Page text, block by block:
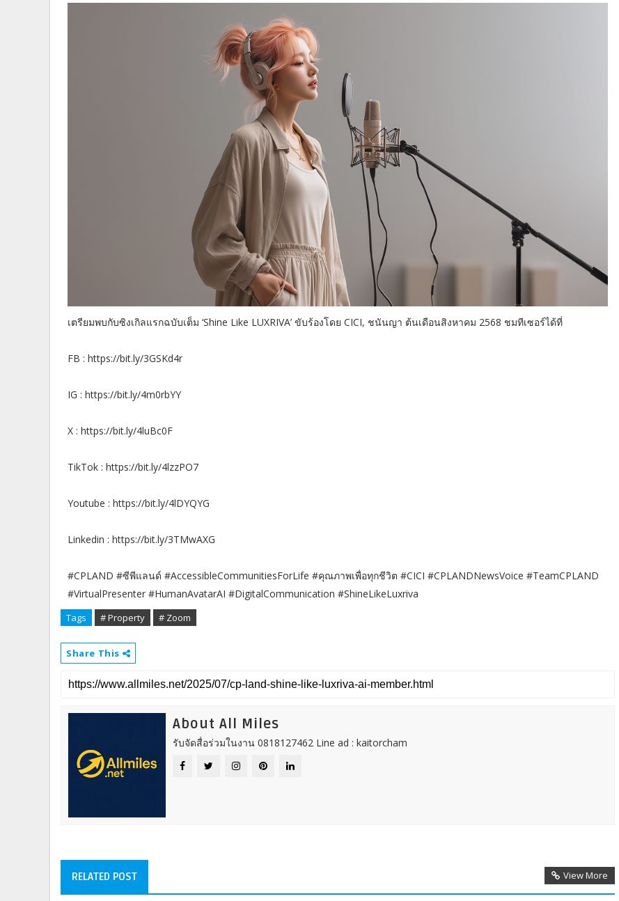
เตรียมพบกับซิงเกิลแรกฉบับเต็ม ‘Shine Like LUXRIVA’ ขับร้องโดย CICI, ชนันญา ต้นเดือนสิงหาคม 2568 ชมทีเซอร์ได้ที่
FB : https://bit.ly/3GSKd4r
IG : https://bit.ly/4m0rbYY
X : https://bit.ly/4luBc0F
TikTok : https://bit.ly/4lzzPO7
Youtube : https://bit.ly/4lDYQYG
Linkedin : https://bit.ly/3TMwAXG
#CPLAND #ซีพีแลนด์ #AccessibleCommunitiesForLife #คุณภาพเพื่อทุกชีวิต #CICI #CPLANDNewsVoice #TeamCPLAND
#VirtualPresenter #HumanAvatarAI #DigitalCommunication #ShineLikeLuxriva
Tags # Property # Zoom
Share This
About All Miles
รับจัดสื่อร่วมในงาน 0818127462 Line ad : kaitorcham
RELATED POST View More